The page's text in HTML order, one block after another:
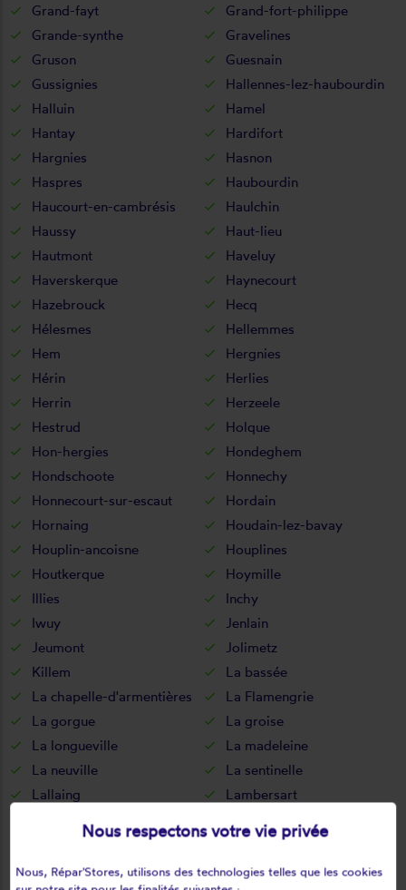
Grand-fayt
Grand-fort-philippe
Grande-synthe
Gravelines
Gruson
Guesnain
Gussignies
Hallennes-lez-haubourdin
Halluin
Hamel
Hantay
Hardifort
Hargnies
Hasnon
Haspres
Haubourdin
Haucourt-en-cambrésis
Haulchin
Haussy
Haut-lieu
Hautmont
Haveluy
Haverskerque
Haynecourt
Hazebrouck
Hecq
Hélesmes
Hellemmes
Hem
Hergnies
Hérin
Herlies
Herrin
Herzeele
Hestrud
Holque
Hon-hergies
Hondeghem
Hondschoote
Honnechy
Honnecourt-sur-escaut
Hordain
Hornaing
Houdain-lez-bavay
Houplin-ancoisne
Houplines
Houtkerque
Hoymille
Illies
Inchy
Iwuy
Jenlain
Jeumont
Jolimetz
Killem
La bassée
La chapelle-d'armentières
La Flamengrie
La gorgue
La groise
La longueville
La madeleine
La neuville
La sentinelle
Lallaing
Lambersart
Landrecies
Lannoy
Larouillies
Lauwin-planque
Nous respectons votre vie privée
Nous, Répar'Stores, utilisons des technologies telles que les cookies